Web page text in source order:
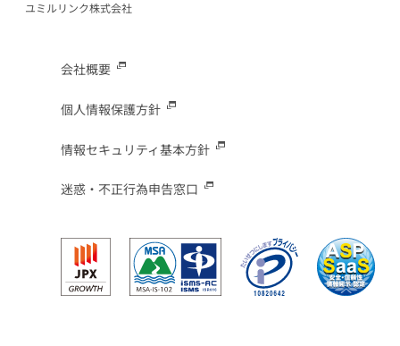
ユミルリンク株式会社
会社概要
個人情報保護方針
情報セキュリティ基本方針
迷惑・不正行為申告窓口